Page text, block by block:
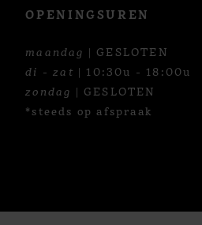
OPENINGSUREN
maandag | GESLOTEN
di - zat | 10:30u - 18:00u
zondag | GESLOTEN
*steeds op afspraak